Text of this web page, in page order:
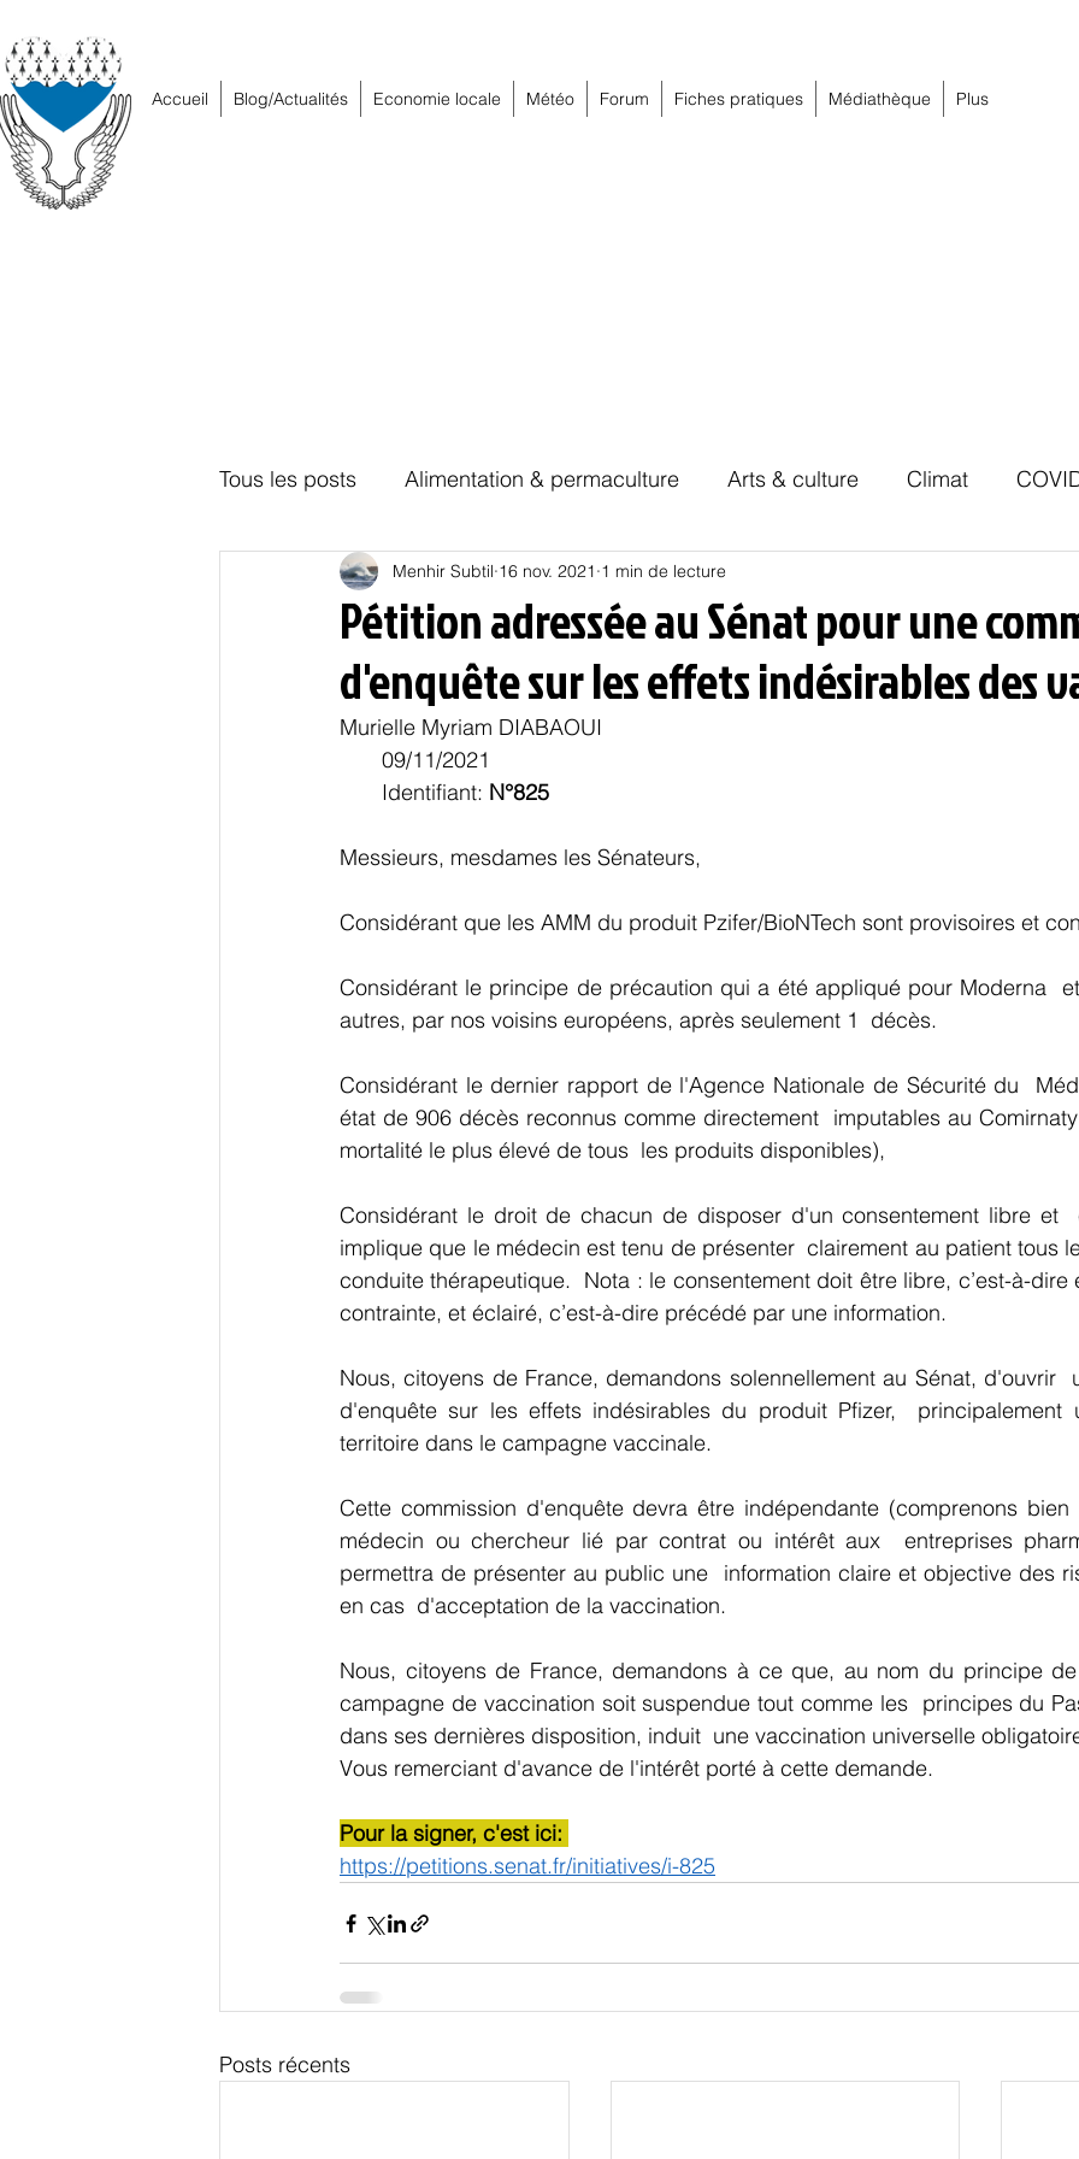
Accueil Blog/Actualités Economie locale Météo Forum Fiches pratiques Médiathèque Plus
Tous les posts Alimentation & permaculture Arts & culture Climat
Education Energies Habitat Hors piste
Oligarchie Politique Psychologie Résilience Santé
Low tech
Pétition adressée au Sénat pour une
d'enquête sur les effets indésirables des
Menhir Subtil 16 nov. 2021 1 min de lecture
Murielle Myriam DIABAOUI
       09/11/2021
       Identifiant:
N°825
Messieurs, mesdames les Sénateurs,
Considérant que les AMM du produit Pzifer/BioNTech sont provisoires et
Considérant le principe de précaution qui a été appliqué pour Moderna
autres, par nos voisins européens, après seulement 1  décès.
Considérant le dernier rapport de l'Agence Nationale de Sécurité du
état de 906 décès reconnus comme directement  imputables au
mortalité le plus élevé de tous  les produits disponibles),
Considérant le droit de chacun de disposer d'un consentement libre et
implique que le médecin est tenu de présenter  clairement au patient tous
conduite thérapeutique.  Nota : le consentement doit être libre, c’est-à-
contrainte, et éclairé, c’est-à-dire précédé par une information.
Nous, citoyens de France, demandons solennellement au Sénat, d'ouvrir
d'enquête sur les effets indésirables du produit Pfizer,  principalement
territoire dans le campagne vaccinale.
Cette commission d'enquête devra être indépendante (comprenons
médecin ou chercheur lié par contrat ou intérêt aux  entreprises
permettra de présenter au public une  information claire et objective des
en cas  d'acceptation de la vaccination.
Nous, citoyens de France, demandons à ce que, au nom du principe
campagne de vaccination soit suspendue tout comme les  principes du
dans ses dernières disposition, induit  une vaccination universelle
Vous remerciant d'avance de l'intérêt porté à cette demande.
Pour la signer, c'est ici:
https://petitions.senat.fr/initiatives/i-825
Posts récents